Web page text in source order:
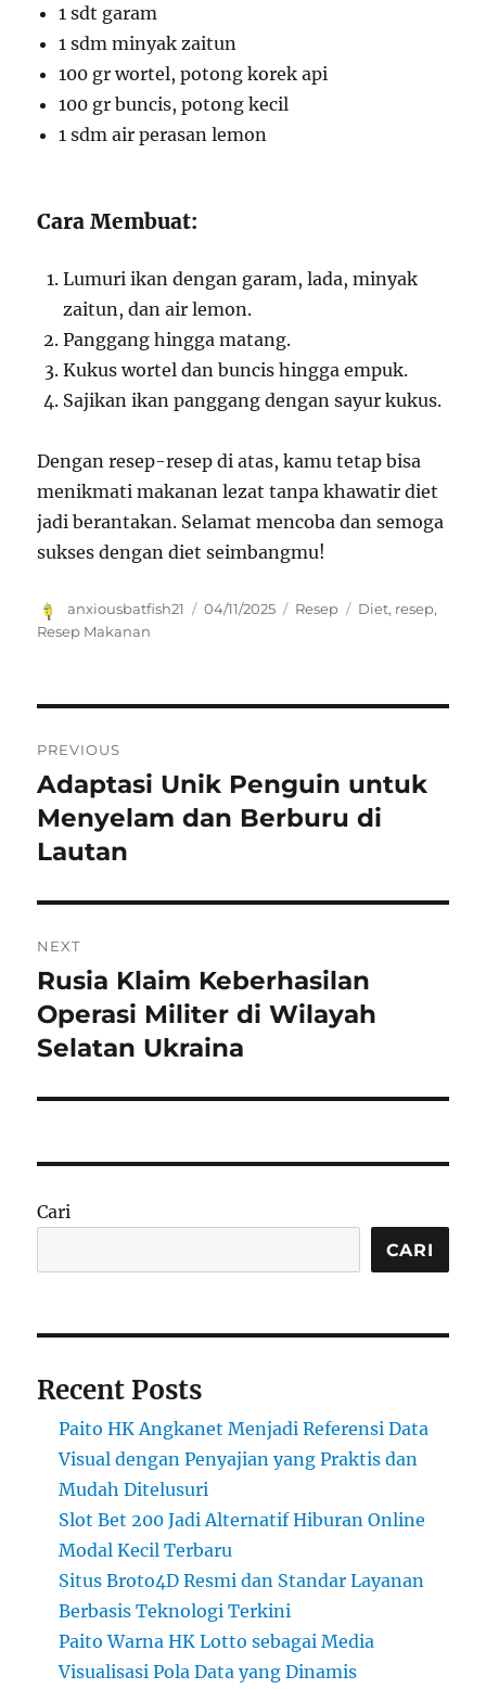
1 sdt garam
1 sdm minyak zaitun
100 gr wortel, potong korek api
100 gr buncis, potong kecil
1 sdm air perasan lemon
Cara Membuat:
Lumuri ikan dengan garam, lada, minyak
zaitun, dan air lemon.
Panggang hingga matang.
Kukus wortel dan buncis hingga empuk.
Sajikan ikan panggang dengan sayur kukus.
Dengan resep-resep di atas, kamu tetap bisa
menikmati makanan lezat tanpa khawatir diet
jadi berantakan. Selamat mencoba dan semoga
sukses dengan diet seimbangmu!
Author
anxiousbatfish21
Posted
04/11/2025 Categories
Resep Tags
Diet, resep,
Resep Makanan
pos
PREVIOUS
Previous
post:
Adaptasi Unik Penguin untuk
Menyelam dan Berburu di
Lautan
NEXT
Next
post:
Rusia Klaim Keberhasilan
Operasi Militer di Wilayah
Selatan Ukraina
Cari
CARI
Recent Posts
Paito HK Angkanet Menjadi Referensi Data
Visual dengan Penyajian yang Praktis dan
Mudah Ditelusuri
Slot Bet 200 Jadi Alternatif Hiburan Online
Modal Kecil Terbaru
Situs Broto4D Resmi dan Standar Layanan
Berbasis Teknologi Terkini
Paito Warna HK Lotto sebagai Media
Visualisasi Pola Data yang Dinamis